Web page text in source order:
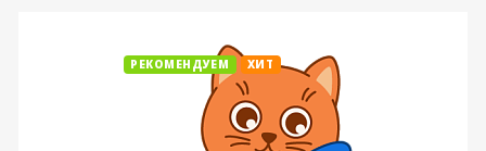
РЕКОМЕНДУЕМ ХИТ